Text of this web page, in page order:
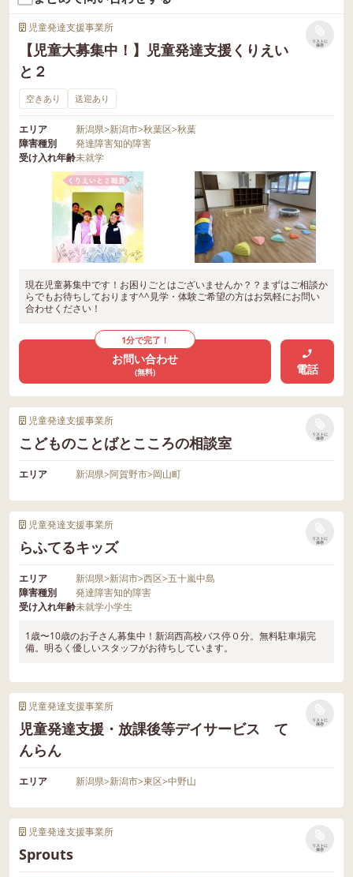
児童発達支援事業所
【児童大募集中！】児童発達支援くりえい
と２
リストに
保存
空きあり 送迎あり
エリア 新潟県>新潟市>秋葉区>秋葉
障害種別
発達障害知的障害
受け入れ年齢未就学
現在児童募集中です！お困りごとはございませんか？？まずはご相談か
らでもお待ちしております^^見学・体験ご希望の方はお気軽にお問い
合わせください！
1分で完了！
お問い合わせ
(無料) 電話
児童発達支援事業所
こどものことばとこころの相談室
リストに
保存
エリア 新潟県>阿賀野市>岡山町
児童発達支援事業所
らふてるキッズ
リストに
保存
エリア 新潟県>新潟市>西区>五十嵐中島
障害種別
発達障害知的障害
受け入れ年齢未就学小学生
1歳〜10歳のお子さん募集中！新潟西高校バス停０分。無料駐車場完
備。明るく優しいスタッフがお待ちしています。
児童発達支援事業所
児童発達支援・放課後等デイサービス て
んらん
リストに
保存
エリア 新潟県>新潟市>東区>中野山
児童発達支援事業所
Sprouts
リストに
保存